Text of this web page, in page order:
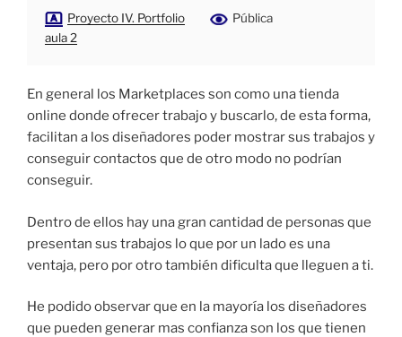
Proyecto IV. Portfolio
aula 2
Pública
En general los Marketplaces son como una tienda
online donde ofrecer trabajo y buscarlo, de esta forma,
facilitan a los diseñadores poder mostrar sus trabajos y
conseguir contactos que de otro modo no podrían
conseguir.
Dentro de ellos hay una gran cantidad de personas que
presentan sus trabajos lo que por un lado es una
ventaja, pero por otro también dificulta que lleguen a ti.
He podido observar que en la mayoría los diseñadores
que pueden generar mas confianza son los que tienen